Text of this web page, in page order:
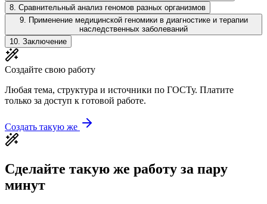
8 Сравнительный анализ геномов разных организмов
9.
Применение медицинской геномики в диагностике и терапии
наследственных заболеваний
10 Заключение
Создайте свою работу
Любая тема, структура и источники по ГОСТу. Платите
только за доступ к готовой работе.
Создать такую же
Сделайте такую же работу за пару
минут